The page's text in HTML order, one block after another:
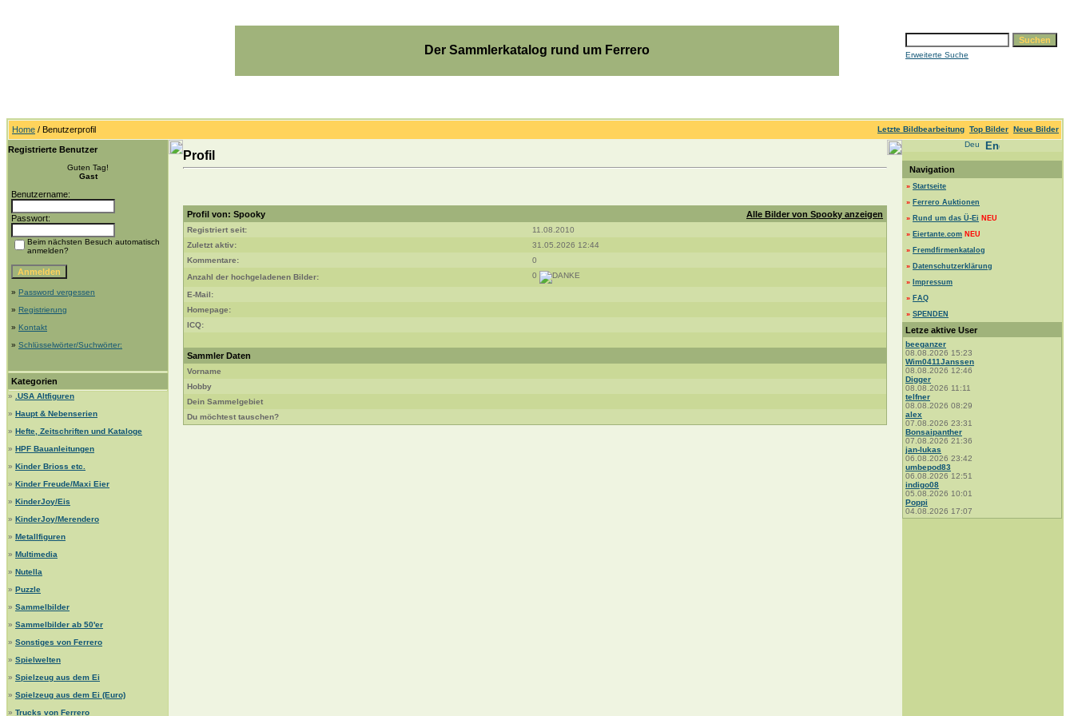
Der Sammlerkatalog rund um Ferrero Erweiterte Suche
Home / Benutzerprofil Letzte Bildbearbeitung Top Bilder Neue Bilder
Registrierte Benutzer
Guten Tag!
Gast
Benutzername:
Passwort:
Beim nächsten Besuch automatisch
anmelden?
» Password vergessen
» Registrierung
» Kontakt
» Schlüsselwörter/Suchwörter:
Kategorien
»
.USA Altfiguren
» Haupt & Nebenserien
» Hefte, Zeitschriften und Kataloge
» HPF Bauanleitungen
» Kinder Brioss etc.
» Kinder Freude/Maxi Eier
» KinderJoy/Eis
» KinderJoy/Merendero
» Metallfiguren
» Multimedia
» Nutella
» Puzzle
» Sammelbilder
» Sammelbilder ab 50'er
» Sonstiges von Ferrero
» Spielwelten
» Spielzeug aus dem Ei
» Spielzeug aus dem Ei (Euro)
» Trucks von Ferrero
Profil
Profil von: Spooky Alle Bilder von Spooky anzeigen
Registriert seit:
11.08.2010
Zuletzt aktiv:
31.05.2026 12:44
Kommentare:
0
Anzahl der hochgeladenen Bilder:
0
E-Mail:
Homepage:
ICQ:
Sammler Daten
Vorname
Hobby
Dein Sammelgebiet
Du möchtest tauschen?
Navigation
» Startseite
» Ferrero Auktionen
» Rund um das Ü-Ei NEU
» Eiertante.com NEU
» Fremdfirmenkatalog
» Datenschutzerklärung
» Impressum
» FAQ
» SPENDEN
Letze aktive User
beeganzer
08.08.2026 15:23
Wim0411Janssen
08.08.2026 12:46
Digger
08.08.2026 11:11
telfner
08.08.2026 08:29
alex
07.08.2026 23:31
Bonsaipanther
07.08.2026 21:36
jan-lukas
06.08.2026 23:42
umbepod83
06.08.2026 12:51
indigo08
05.08.2026 10:01
Poppi
04.08.2026 17:07